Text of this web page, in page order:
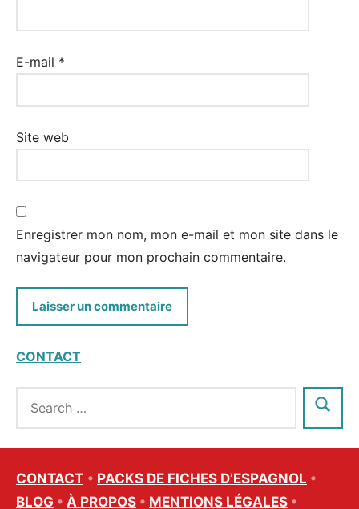
E-mail *
Site web
Enregistrer mon nom, mon e-mail et mon site dans le
navigateur pour mon prochain commentaire.
CONTACT
CONTACT • PACKS DE FICHES D’ESPAGNOL •
BLOG • À PROPOS • MENTIONS LÉGALES •